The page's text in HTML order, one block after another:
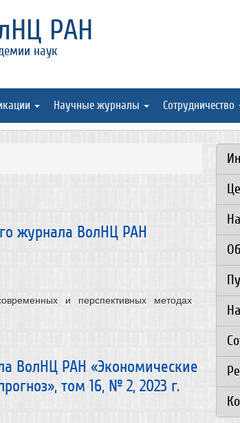
РАН
наук
Научные журналы Сотрудничество
журнала ВолНЦ РАН
и перспективных методах
ВолНЦ РАН «Экономические
том 16, № 2, 2023 г.